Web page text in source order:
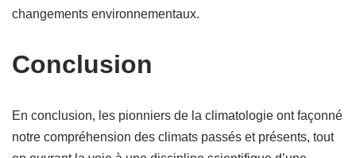
changements environnementaux.
Conclusion
En conclusion, les pionniers de la climatologie ont façonné
notre compréhension des climats passés et présents, tout